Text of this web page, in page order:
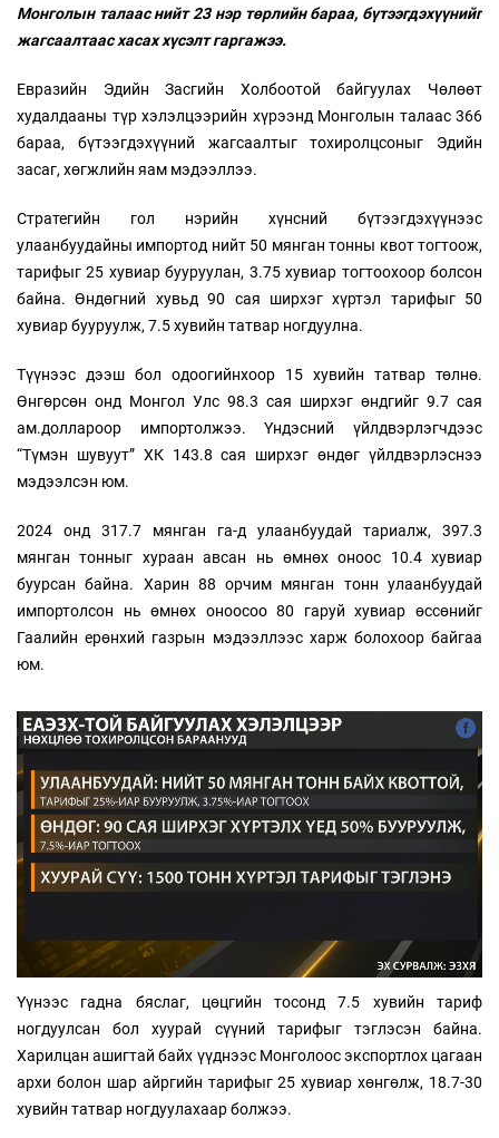
Монголын талаас нийт 23 нэр төрлийн бараа, бүтээгдэхүүнийг
жагсаалтаас хасах хүсэлт гаргажээ.
Евразийн Эдийн Засгийн Холбоотой байгуулах Чөлөөт
худалдааны түр хэлэлцээрийн хүрээнд Монголын талаас 366
бараа, бүтээгдэхүүний жагсаалтыг тохиролцсоныг Эдийн
засаг, хөгжлийн яам мэдээллээ.
Стратегийн гол нэрийн хүнсний бүтээгдэхүүнээс
улаанбуудайны импортод нийт 50 мянган тонны квот тогтоож,
тарифыг 25 хувиар бууруулан, 3.75 хувиар тогтоохоор болсон
байна. Өндөгний хувьд 90 сая ширхэг хүртэл тарифыг 50
хувиар бууруулж, 7.5 хувийн татвар ногдуулна.
Түүнээс дээш бол одоогийнхоор 15 хувийн татвар төлнө.
Өнгөрсөн онд Монгол Улс 98.3 сая ширхэг өндгийг 9.7 сая
ам.доллароор импортолжээ. Үндэсний үйлдвэрлэгчдээс
“Түмэн шувуут” ХК 143.8 сая ширхэг өндөг үйлдвэрлэснээ
мэдээлсэн юм.
2024 онд 317.7 мянган га-д улаанбуудай тариалж, 397.3
мянган тонныг хураан авсан нь өмнөх оноос 10.4 хувиар
буурсан байна. Харин 88 орчим мянган тонн улаанбуудай
импортолсон нь өмнөх оноосоо 80 гаруй хувиар өссөнийг
Гаалийн ерөнхий газрын мэдээллээс харж болохоор байгаа
юм.
Үүнээс гадна бяслаг, цөцгийн тосонд 7.5 хувийн тариф
ногдуулсан бол хуурай сүүний тарифыг тэглэсэн байна.
Харилцан ашигтай байх үүднээс Монголоос экспортлох цагаан
архи болон шар айргийн тарифыг 25 хувиар хөнгөлж, 18.7-30
хувийн татвар ногдуулахаар болжээ.